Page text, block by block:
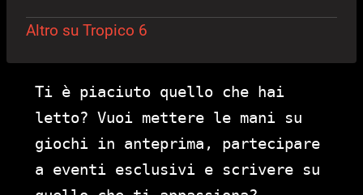
Altro su Tropico 6
Ti è piaciuto quello che hai
letto? Vuoi mettere le mani su
giochi in anteprima, partecipare
a eventi esclusivi e scrivere su